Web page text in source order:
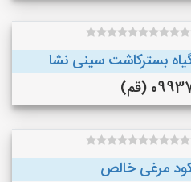
بسترکاشت سینی نشا
(قم)
مرغی خالص